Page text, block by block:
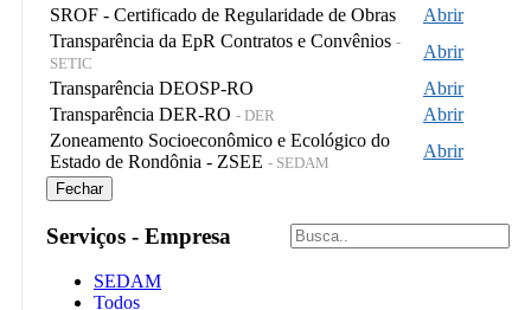
SROF - Certificado de Regularidade de Obras
Abrir
Transparência da EpR Contratos e Convênios -
SETIC
Abrir
Transparência DEOSP-RO
Abrir
Transparência DER-RO - DER
Abrir
Zoneamento Socioeconômico e Ecológico do
Estado de Rondônia - ZSEE - SEDAM
Abrir
Fechar
Serviços - Empresa
SEDAM
Todos